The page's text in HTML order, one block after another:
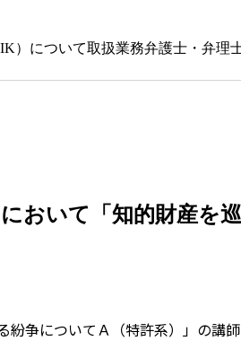
）について取扱業務弁護士・弁理
おいて「知的財産を
争についてＡ（特許系）」の講師